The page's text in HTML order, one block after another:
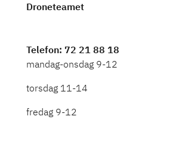
Droneteamet
Telefon: 72 21 88 18
mandag-onsdag 9-12
torsdag 11-14
fredag 9-12